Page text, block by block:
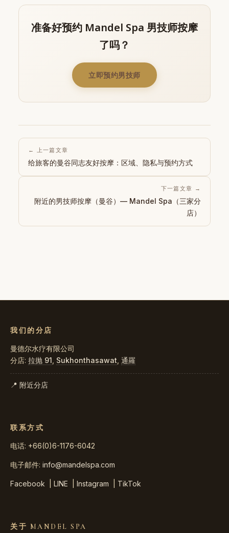
准备好预约 Mandel Spa 男技师按摩
了吗？
立即预约男技师
← 上一篇文章
给旅客的曼谷同志友好按摩：区域、隐私与预约方式
下一篇文章 →
附近的男技师按摩（曼谷）— Mandel Spa（三家分
店）
我们的分店
曼德尔水疗有限公司
分店: 拉抛 91 Sukhonthasawat 通羅
📍 附近分店
联系方式
电话: +66(0)6-1176-6042
电子邮件: info@mandelspa.com
Facebook LINE Instagram TikTok
关于 MANDEL SPA